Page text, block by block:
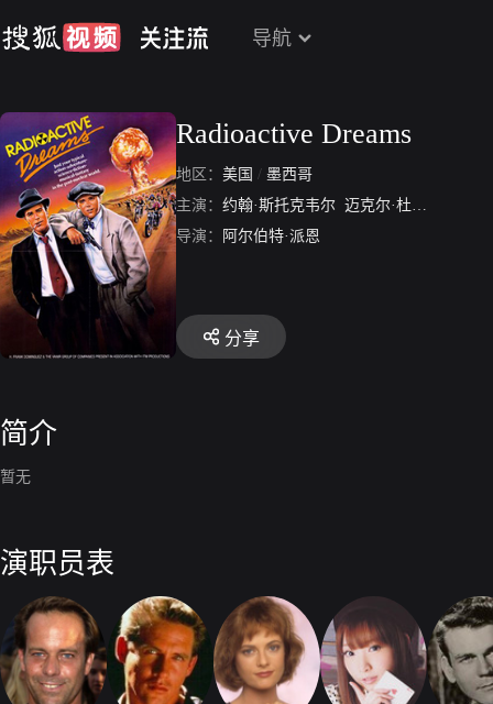
导航
Radioactive Dreams
地区： 美国 / 墨西哥
主演： 约翰·斯托克韦尔 迈克尔·杜迪考夫
导演：
阿尔伯特·派恩
分享
简介
暂无
演职员表